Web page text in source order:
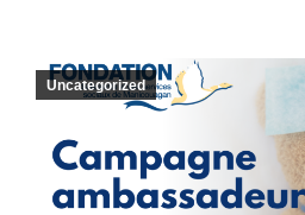
Uncategorized